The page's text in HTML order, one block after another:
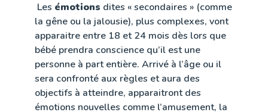
Les émotions dites « secondaires » (comme
la gêne ou la jalousie), plus complexes, vont
apparaitre entre 18 et 24 mois dès lors que
bébé prendra conscience qu’il est une
personne à part entière. Arrivé à l’âge ou il
sera confronté aux règles et aura des
objectifs à atteindre, apparaitront des
émotions nouvelles comme l’amusement, la